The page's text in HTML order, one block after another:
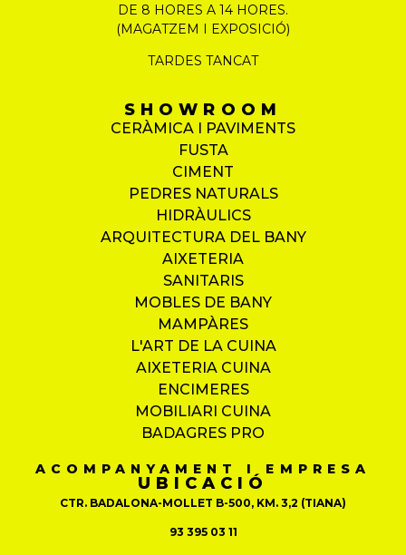
DE 8 HORES A 14 HORES.
(MAGATZEM I EXPOSICIÓ)
TARDES TANCAT
SHOWROOM
CERÀMICA I PAVIMENTS
FUSTA
CIMENT
PEDRES NATURALS
HIDRÀULICS
ARQUITECTURA DEL BANY
AIXETERIA
SANITARIS
MOBLES DE BANY
MAMPÀRES
L'ART DE LA CUINA
AIXETERIA CUINA
ENCIMERES
MOBILIARI CUINA
BADAGRES PRO
ACOMPANYAMENT I EMPRESA
UBICACIÓ
CTR. BADALONA-MOLLET B-500, KM. 3,2 (TIANA)
93 395 03 11